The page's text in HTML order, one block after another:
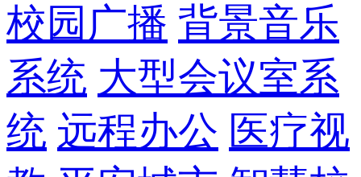
校园广播 背景音乐
系统 大型会议室系
统 远程办公 医疗视